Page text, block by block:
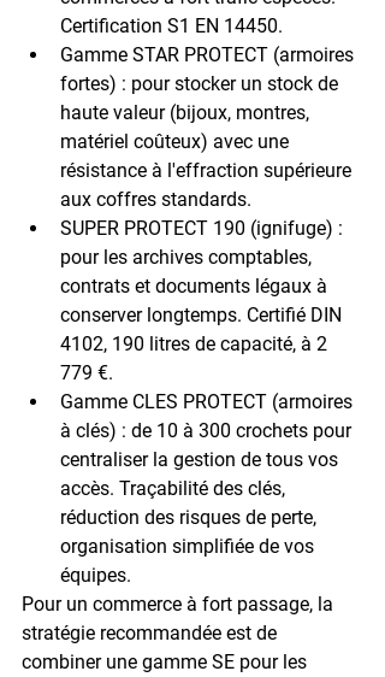
Certification S1 EN 14450.
Gamme STAR PROTECT (armoires
fortes) : pour stocker un stock de
haute valeur (bijoux, montres,
matériel coûteux) avec une
résistance à l'effraction supérieure
aux coffres standards.
SUPER PROTECT 190 (ignifuge) :
pour les archives comptables,
contrats et documents légaux à
conserver longtemps. Certifié DIN
4102, 190 litres de capacité, à 2
779 €.
Gamme CLES PROTECT (armoires
à clés) : de 10 à 300 crochets pour
centraliser la gestion de tous vos
accès. Traçabilité des clés,
réduction des risques de perte,
organisation simplifiée de vos
équipes.
Pour un commerce à fort passage, la
stratégie recommandée est de
combiner une gamme SE pour les